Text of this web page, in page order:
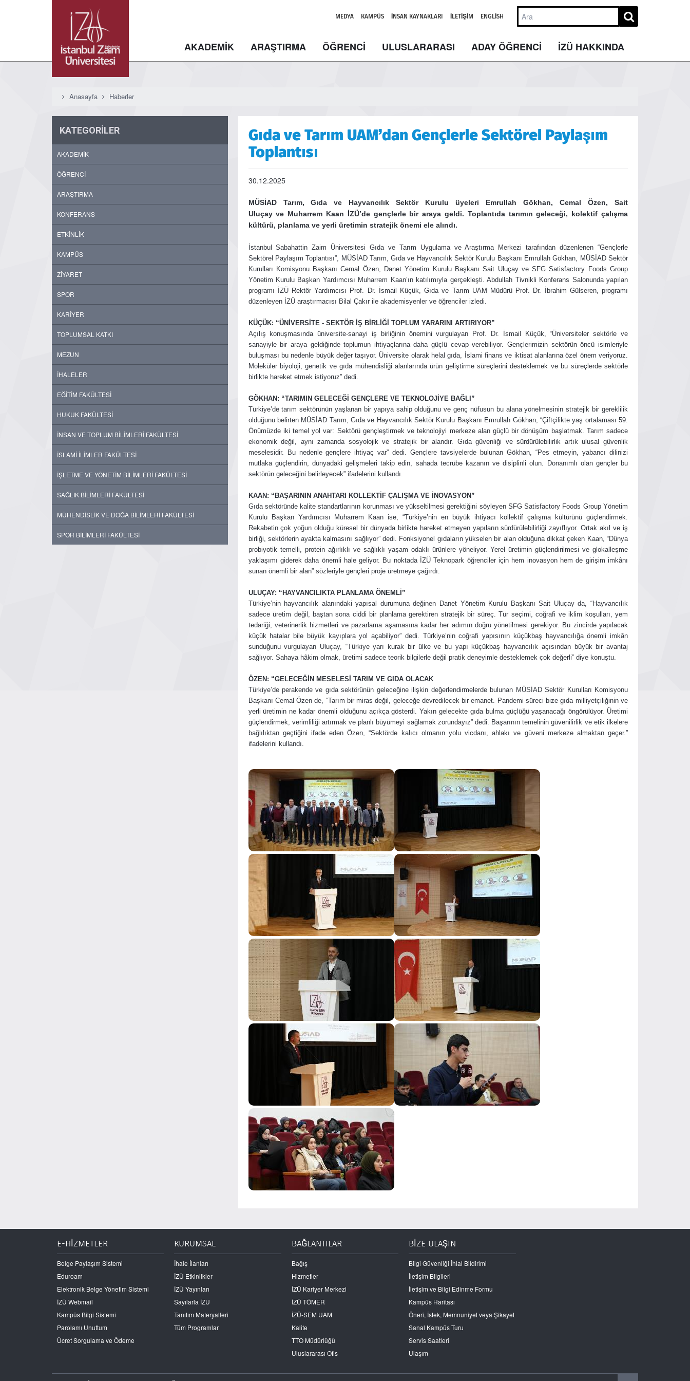
MEDYA KAMPÜS İNSAN KAYNAKLARI İLETIŞIM ENGLISH
AKADEMİK ARAŞTIRMA ÖĞRENCİ ULUSLARARASI ADAY ÖĞRENCİ İZÜ HAKKINDA
Anasayfa Haberler
KATEGORİLER
AKADEMİK
ÖĞRENCİ
ARAŞTIRMA
KONFERANS
ETKİNLİK
KAMPÜS
ZİYARET
SPOR
KARİYER
TOPLUMSAL KATKI
MEZUN
İHALELER
EĞİTİM FAKÜLTESİ
HUKUK FAKÜLTESİ
İNSAN VE TOPLUM BİLİMLERİ FAKÜLTESİ
İSLAMİ İLİMLER FAKÜLTESİ
İŞLETME VE YÖNETİM BİLİMLERİ FAKÜLTESİ
SAĞLIK BİLİMLERİ FAKÜLTESİ
MÜHENDİSLİK VE DOĞA BİLİMLERİ FAKÜLTESİ
SPOR BİLİMLERİ FAKÜLTESİ
Gıda ve Tarım UAM’dan Gençlerle Sektörel Paylaşım
Toplantısı
30.12.2025
MÜSİAD Tarım, Gıda ve Hayvancılık Sektör Kurulu üyeleri Emrullah Gökhan, Cemal Özen, Sait
Uluçay ve Muharrem Kaan İZÜ’de gençlerle bir araya geldi. Toplantıda tarımın geleceği, kolektif çalışma
kültürü, planlama ve yerli üretimin stratejik önemi ele alındı.
İstanbul Sabahattin Zaim Üniversitesi Gıda ve Tarım Uygulama ve Araştırma Merkezi tarafından düzenlenen “Gençlerle
Sektörel Paylaşım Toplantısı”, MÜSİAD Tarım, Gıda ve Hayvancılık Sektör Kurulu Başkanı Emrullah Gökhan, MÜSİAD Sektör
Kurulları Komisyonu Başkanı Cemal Özen, Danet Yönetim Kurulu Başkanı Sait Uluçay ve SFG Satisfactory Foods Group
Yönetim Kurulu Başkan Yardımcısı Muharrem Kaan’ın katılımıyla gerçekleşti. Abdullah Tivnikli Konferans Salonunda yapılan
programı İZÜ Rektör Yardımcısı Prof. Dr. İsmail Küçük, Gıda ve Tarım UAM Müdürü Prof. Dr. İbrahim Gülseren, programı
düzenleyen İZÜ araştırmacısı Bilal Çakır ile akademisyenler ve öğrenciler izledi.
KÜÇÜK: “ÜNİVERSİTE - SEKTÖR İŞ BİRLİĞİ TOPLUM YARARINI ARTIRIYOR”
Açılış konuşmasında üniversite-sanayi iş birliğinin önemini vurgulayan Prof. Dr. İsmail Küçük, “Üniversiteler sektörle ve
sanayiyle bir araya geldiğinde toplumun ihtiyaçlarına daha güçlü cevap verebiliyor. Gençlerimizin sektörün öncü isimleriyle
buluşması bu nedenle büyük değer taşıyor. Üniversite olarak helal gıda, İslami finans ve iktisat alanlarına özel önem veriyoruz.
Moleküler biyoloji, genetik ve gıda mühendisliği alanlarında ürün geliştirme süreçlerini desteklemek ve bu süreçlerde sektörle
birlikte hareket etmek istiyoruz” dedi.
GÖKHAN: “TARIMIN GELECEĞİ GENÇLERE VE TEKNOLOJİYE BAĞLI”
Türkiye’de tarım sektörünün yaşlanan bir yapıya sahip olduğunu ve genç nüfusun bu alana yönelmesinin stratejik bir gereklilik
olduğunu belirten MÜSİAD Tarım, Gıda ve Hayvancılık Sektör Kurulu Başkanı Emrullah Gökhan, “Çiftçilikte yaş ortalaması 59.
Önümüzde iki temel yol var: Sektörü gençleştirmek ve teknolojiyi merkeze alan güçlü bir dönüşüm başlatmak. Tarım sadece
ekonomik değil, aynı zamanda sosyolojik ve stratejik bir alandır. Gıda güvenliği ve sürdürülebilirlik artık ulusal güvenlik
meselesidir. Bu nedenle gençlere ihtiyaç var” dedi. Gençlere tavsiyelerde bulunan Gökhan, “Pes etmeyin, yabancı dilinizi
mutlaka güçlendirin, dünyadaki gelişmeleri takip edin, sahada tecrübe kazanın ve disiplinli olun. Donanımlı olan gençler bu
sektörün geleceğini belirleyecek” ifadelerini kullandı.
KAAN: “BAŞARININ ANAHTARI KOLLEKTİF ÇALIŞMA VE İNOVASYON”
Gıda sektöründe kalite standartlarının korunması ve yükseltilmesi gerektiğini söyleyen SFG Satisfactory Foods Group Yönetim
Kurulu Başkan Yardımcısı Muharrem Kaan ise, “Türkiye’nin en büyük ihtiyacı kollektif çalışma kültürünü güçlendirmek.
Rekabetin çok yoğun olduğu küresel bir dünyada birlikte hareket etmeyen yapıların sürdürülebilirliği zayıflıyor. Ortak akıl ve iş
birliği, sektörlerin ayakta kalmasını sağlıyor” dedi. Fonksiyonel gıdaların yükselen bir alan olduğuna dikkat çeken Kaan, “Dünya
probiyotik temelli, protein ağırlıklı ve sağlıklı yaşam odaklı ürünlere yöneliyor. Yerel üretimin güçlendirilmesi ve glokalleşme
yaklaşımı giderek daha önemli hale geliyor. Bu noktada İZÜ Teknopark öğrenciler için hem inovasyon hem de girişim imkânı
sunan önemli bir alan” sözleriyle gençleri proje üretmeye çağırdı.
ULUÇAY: “HAYVANCILIKTA PLANLAMA ÖNEMLİ”
Türkiye’nin hayvancılık alanındaki yapısal durumuna değinen Danet Yönetim Kurulu Başkanı Sait Uluçay da, “Hayvancılık
sadece üretim değil, baştan sona ciddi bir planlama gerektiren stratejik bir süreç. Tür seçimi, coğrafi ve iklim koşulları, yem
tedariği, veterinerlik hizmetleri ve pazarlama aşamasına kadar her adımın doğru yönetilmesi gerekiyor. Bu zincirde yapılacak
küçük hatalar bile büyük kayıplara yol açabiliyor” dedi. Türkiye’nin coğrafi yapısının küçükbaş hayvancılığa önemli imkân
sunduğunu vurgulayan Uluçay, “Türkiye yarı kurak bir ülke ve bu yapı küçükbaş hayvancılık açısından büyük bir avantaj
sağlıyor. Sahaya hâkim olmak, üretimi sadece teorik bilgilerle değil pratik deneyimle desteklemek çok değerli” diye konuştu.
ÖZEN: “GELECEĞİN MESELESİ TARIM VE GIDA OLACAK
Türkiye’de perakende ve gıda sektörünün geleceğine ilişkin değerlendirmelerde bulunan MÜSİAD Sektör Kurulları Komisyonu
Başkanı Cemal Özen de, “Tarım bir miras değil, geleceğe devredilecek bir emanet. Pandemi süreci bize gıda milliyetçiliğinin ve
yerli üretimin ne kadar önemli olduğunu açıkça gösterdi. Yakın gelecekte gıda bulma güçlüğü yaşanacağı öngörülüyor. Üretimi
güçlendirmek, verimliliği artırmak ve planlı büyümeyi sağlamak zorundayız” dedi. Başarının temelinin güvenilirlik ve etik ilkelere
bağlılıktan geçtiğini ifade eden Özen, “Sektörde kalıcı olmanın yolu vicdanı, ahlakı ve güveni merkeze almaktan geçer.”
ifadelerini kullandı.
E-HİZMETLER
Belge Paylaşım Sistemi
Eduroam
Elektronik Belge Yönetim Sistemi
İZÜ Webmail
Kampüs Bilgi Sistemi
Parolamı Unuttum
Ücret Sorgulama ve Ödeme
KURUMSAL
İhale İlanları
İZÜ Etkinlikler
İZÜ Yayınları
Sayılarla İZU
Tanıtım Materyalleri
Tüm Programlar
BAĞLANTILAR
Bağış
Hizmetler
İZÜ Kariyer Merkezi
İZÜ TÖMER
İZÜ-SEM UAM
Kalite
TTO Müdürlüğü
Uluslararası Ofis
BİZE ULAŞIN
Bilgi Güvenliği İhlal Bildirimi
İletişim Bilgileri
İletişim ve Bilgi Edinme Formu
Kampüs Haritası
Öneri, İstek, Memnuniyet veya Şikayet
Sanal Kampüs Turu
Servis Saatleri
Ulaşım